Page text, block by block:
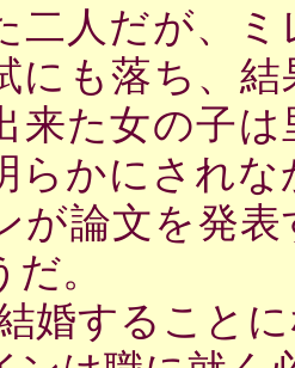
二人だが、
にも落ち、
来た女の子
らかにされ
が論文を発
。
婚すること